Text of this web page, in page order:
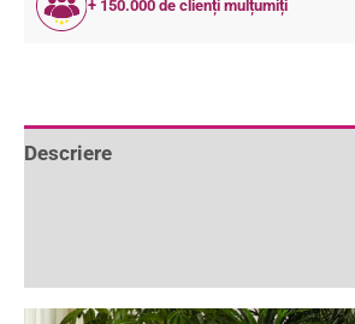
+ 150.000 de clienți mulțumiți
Descriere